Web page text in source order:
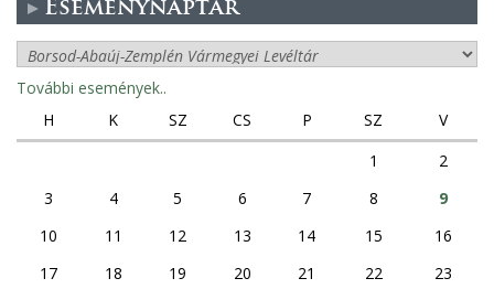
Eseménynaptár
További események..
H
K SZ CS P SZ
V
1
2
3
4 5 6 7 8
9
10
11 12 13 14 15
16
17
18 19 20 21 22 23